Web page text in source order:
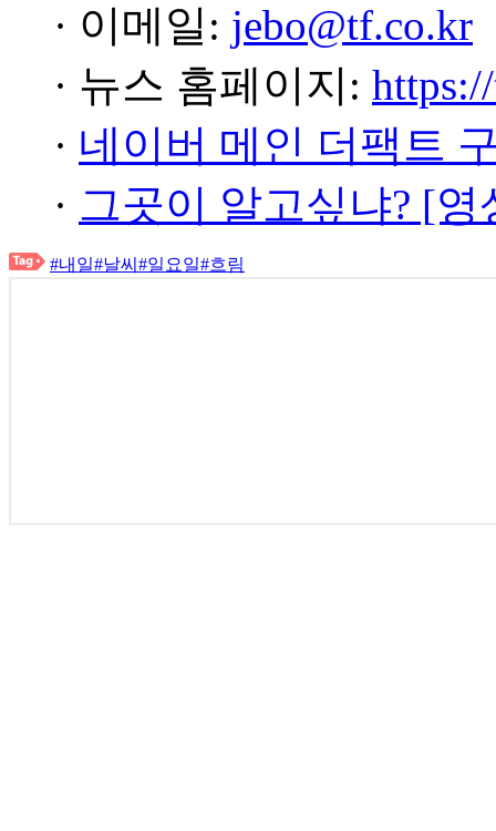
· 이메일: jebo@tf.co.kr
· 뉴스 홈페이지:
· 네이버 메인 더팩트
· 그곳이 알고싶냐? [
#내일#날씨 #일요일#흐림